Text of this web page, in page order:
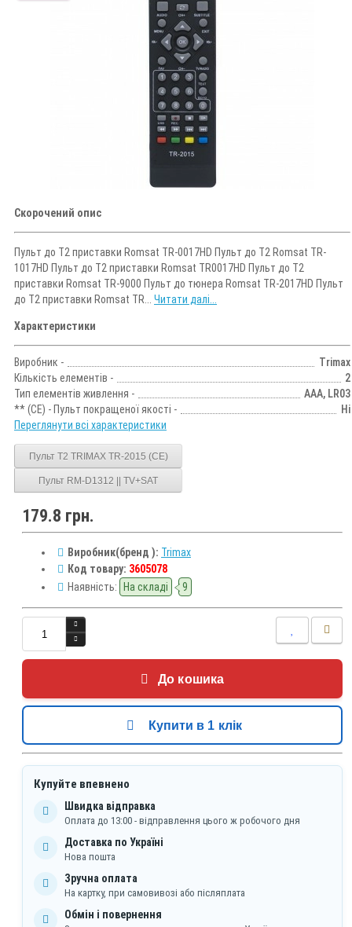
Скорочений опис
Пульт до Т2 приставки Romsat TR-0017HD Пульт до Т2 Romsat TR-
1017HD Пульт до Т2 приставки Romsat TR0017HD Пульт до Т2
приставки Romsat TR-9000 Пульт до тюнера Romsat TR-2017HD Пульт
до Т2 приставки Romsat TR... Читати далі...
Характеристики
Виробник -
Trimax
Кількість елементів -
2
Тип елементів живлення -
AAA, LR03
** (CE) - Пульт покращеної якості -
Ні
Переглянути всі характеристики
Пульт T2 TRIMAX TR-2015 (CE)
Пульт RM-D1312 || TV+SAT
179.8 грн.
Виробник(бренд ): Trimax
Код товару: 3605078
Наявність:
На складі 9
До кошика
Купити в 1 клік
Купуйте впевнено
Швидка відправка
Оплата до 13:00 - відправлення цього ж робочого дня
Доставка по Україні
Нова пошта
Зручна оплата
На картку, при самовивозі або післяплата
Обмін і повернення